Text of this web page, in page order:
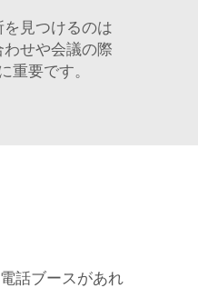
見つけるのは
せや会議の際
要です。
話ブースがあれ